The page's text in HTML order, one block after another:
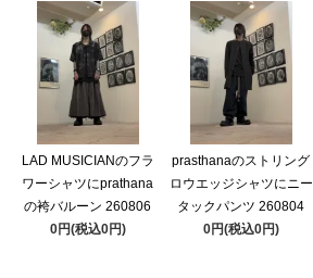
LAD MUSICIANのフラ
ワーシャツにprathana
の袴バルーン 260806
0円(税込0円)
prasthanaのストリング
ロウエッジシャツにニー
タックパンツ 260804
0円(税込0円)